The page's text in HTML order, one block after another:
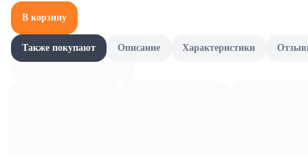
В корзину
Также покупают Описание Характеристики